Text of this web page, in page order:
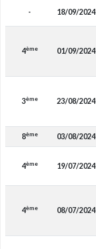
- 18/09/2024
4ème 01/09/2024
3ème 23/08/2024
8ème 03/08/2024
4ème 19/07/2024
4ème 08/07/2024